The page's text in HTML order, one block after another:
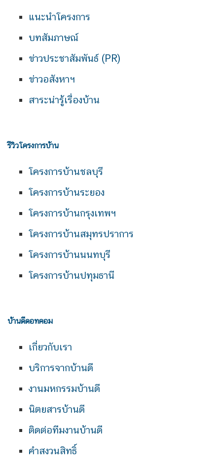
แนะนำโครงการ
บทสัมภาษณ์
ข่าวประชาสัมพันธ์ (PR)
ข่าวอสังหาฯ
สาระน่ารู้เรื่องบ้าน
รีวิวโครงการบ้าน
โครงการบ้านชลบุรี
โครงการบ้านระยอง
โครงการบ้านกรุงเทพฯ
โครงการบ้านสมุทรปราการ
โครงการบ้านนนทบุรี
โครงการบ้านปทุมธานี
บ้านดีดอทคอม
เกี่ยวกับเรา
บริการจากบ้านดี
งานมหกรรมบ้านดี
นิตยสารบ้านดี
ติดต่อทีมงานบ้านดี
คำสงวนสิทธิ์